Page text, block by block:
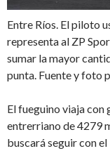
Entre Ríos. El piloto
representa al ZP
sumar la mayor
punta. Fuente y foto
El fueguino viaja
entrerriano de 4279
buscará seguir con